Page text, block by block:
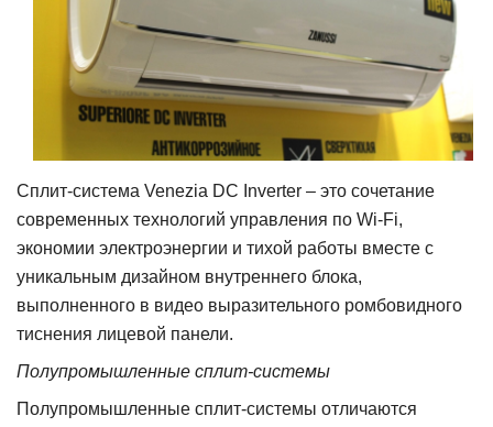
Сплит-система Venezia DC Inverter – это сочетание
современных технологий управления по Wi-Fi,
экономии электроэнергии и тихой работы вместе с
уникальным дизайном внутреннего блока,
выполненного в видео выразительного ромбовидного
тиснения лицевой панели.
Полупромышленные сплит-системы
Полупромышленные сплит-системы отличаются